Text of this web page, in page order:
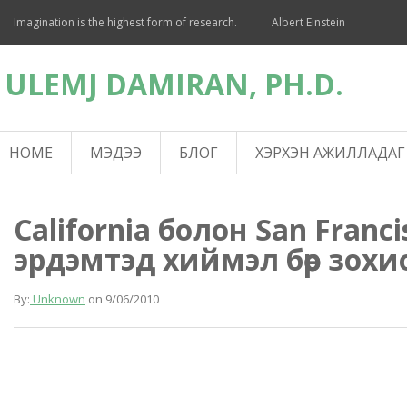
Imagination is the highest form of research. Albert Einstein
ULEMJ DAMIRAN, PH.D.
HOME МЭДЭЭ БЛОГ ХЭРХЭН АЖИЛЛАДАГ
California болон San
эрдэмтэд хиймэл бөөр
By: Unknown on 9/06/2010